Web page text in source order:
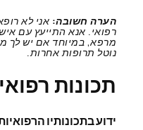
הערה חשובה: אני לא
רפואי. אנא התייעץ עם
מרפא, במיוחד אם יש לך
נוטל תרופות אחרות.
תכונות
ידוע בתכונותיו